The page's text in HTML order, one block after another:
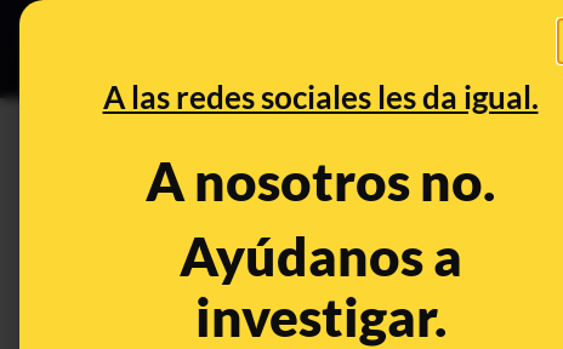
A las redes sociales les da igual.
A nosotros no.
Ayúdanos a
investigar.
Tech en un clic: manipulación
para buscar trabajo y spam
Tecnología